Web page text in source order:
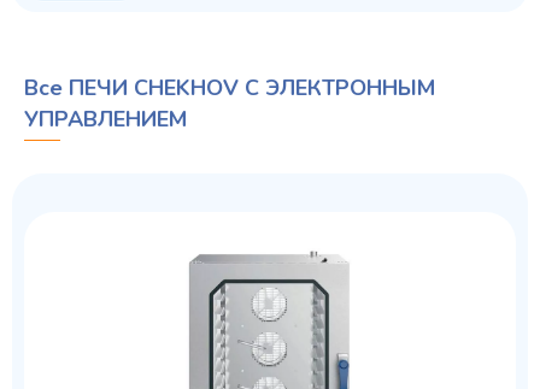
Все ПЕЧИ CHEKHOV С ЭЛЕКТРОННЫМ
УПРАВЛЕНИЕМ